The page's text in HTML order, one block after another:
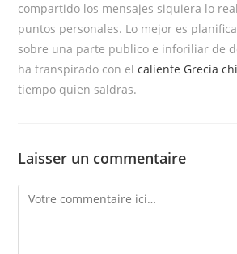
compartido los mensajes siquiera lo
puntos personales. Lo mejor es
sobre una parte publico e inforiliar de
ha transpirado con elcaliente Grecia
tiempo quien saldras.
Laisser un commentaire
Comment